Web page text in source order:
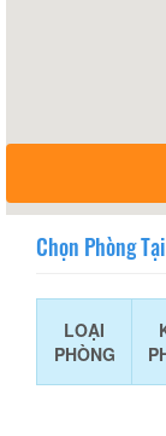
Chọn Phòng
LOẠI
PHÒNG